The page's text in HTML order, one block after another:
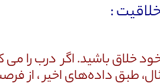
باشید. اگر درب را می
طبق داده‌های اخیر ، از